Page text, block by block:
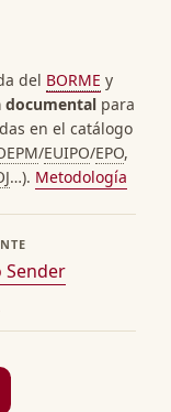
del BORME y
documental para
en el catálogo
/EUIPO/EPO,
…). Metodología
Sender